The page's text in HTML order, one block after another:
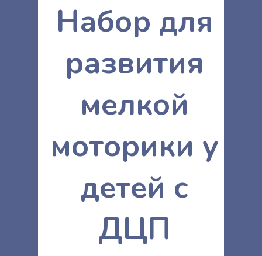
Набор для
развития
мелкой
моторики у
детей с
ДЦП